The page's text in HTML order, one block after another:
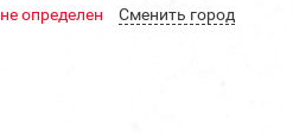
не определен Cменить город